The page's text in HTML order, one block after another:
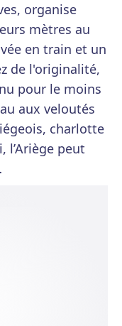
organise
mètres au
en train et un
de l'originalité,
pour le moins
aux veloutés
charlotte
l’Ariège peut